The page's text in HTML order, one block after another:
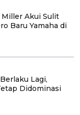
Miller Akui Sulit
Baru Yamaha di
Lagi,
Didominasi